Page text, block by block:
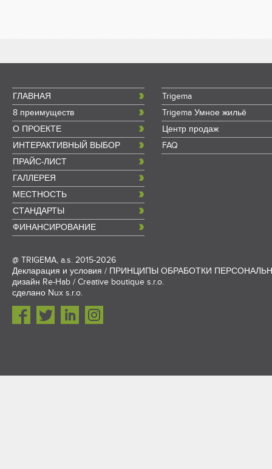
ГЛАВНАЯ
8 преимуществ
О ПРОЕКТЕ
ИНТЕРАКТИВНЫЙ ВЫБОР
ПРАЙС-ЛИСТ
ГАЛЛЕРЕЯ
МЕСТНОСТЬ
СТАНДАРТЫ
ФИНАНСИРОВАНИЕ
Trigema
Trigema Умное жильё
Центр продаж
FAQ
@ TRIGEMA, a.s. 2015-2026
Декларация и условия / ПРИНЦИПЫ ОБРАБОТКИ
дизайн Re-Hab / Creative boutique s.r.o.
сделано Nux s.r.o.